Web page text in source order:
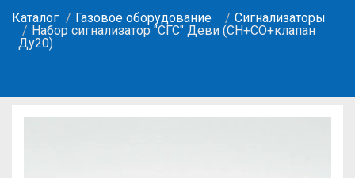
Каталог Газовое оборудование
Сигнализаторы
Набор сигнализатор "СГС" Деви (CH+СО+клапан
Ду20)